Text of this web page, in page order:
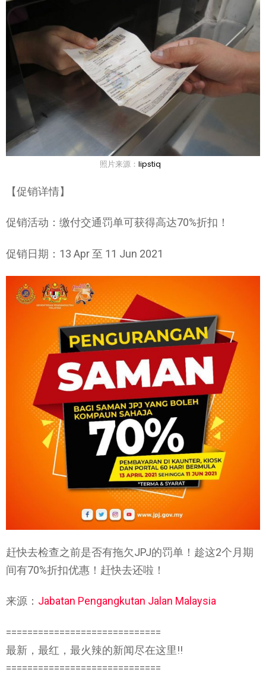
照片来源： lipstiq
【促销详情】
促销活动：缴付交通罚单可获得高达70%折扣！
促销日期：13 Apr 至 11 Jun 2021
赶快去检查之前是否有拖欠JPJ的罚单！趁这2个月期
间有70%折扣优惠！赶快去还啦！
来源： Jabatan Pengangkutan Jalan Malaysia
=============================
最新，最红，最火辣的新闻尽在这里!!
=============================